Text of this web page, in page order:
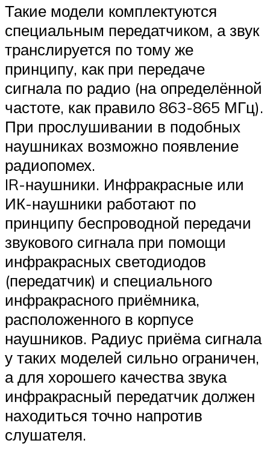
Такие модели комплектуются
специальным передатчиком, а звук
транслируется по тому же
принципу, как при передаче
сигнала по радио (на определённой
частоте, как правило 863-865 МГц).
При прослушивании в подобных
наушниках возможно появление
радиопомех.
IR-наушники. Инфракрасные или
ИК-наушники работают по
принципу беспроводной передачи
звукового сигнала при помощи
инфракрасных светодиодов
(передатчик) и специального
инфракрасного приёмника,
расположенного в корпусе
наушников. Радиус приёма сигнала
у таких моделей сильно ограничен,
а для хорошего качества звука
инфракрасный передатчик должен
находиться точно напротив
слушателя.